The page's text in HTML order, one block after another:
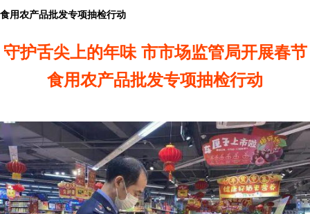
食用农产品批发专项抽检行动
守护舌尖上的年味 市市场监管局开展春节
食用农产品批发专项抽检行动